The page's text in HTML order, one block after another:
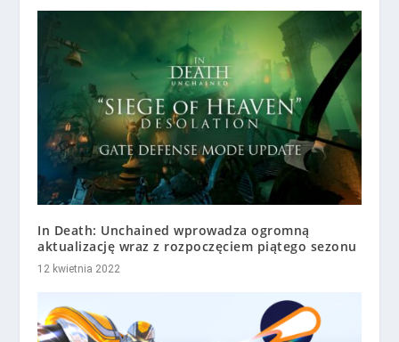
In Death: Unchained wprowadza ogromną
aktualizację wraz z rozpoczęciem piątego sezonu
12 kwietnia 2022